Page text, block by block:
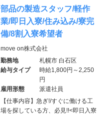
部品の製造スタッフ/軽作
業/即日入寮/住み込み/寮完
備/8割入寮希望者
move on株式会社
勤務地
札幌市 白石区
給与タイプ
時給1,800円～2,250
円
雇用形態
派遣社員
【仕事内容】急ぎ!/すぐに働ける工
場を探している方、必見!!<即日入寮